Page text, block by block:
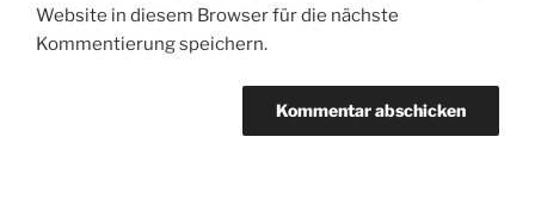
Website in diesem Browser für die nächste
Kommentierung speichern.